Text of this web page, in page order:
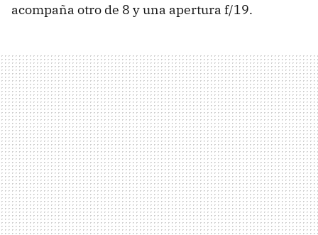
acompaña otro de 8 y una apertura f/19.